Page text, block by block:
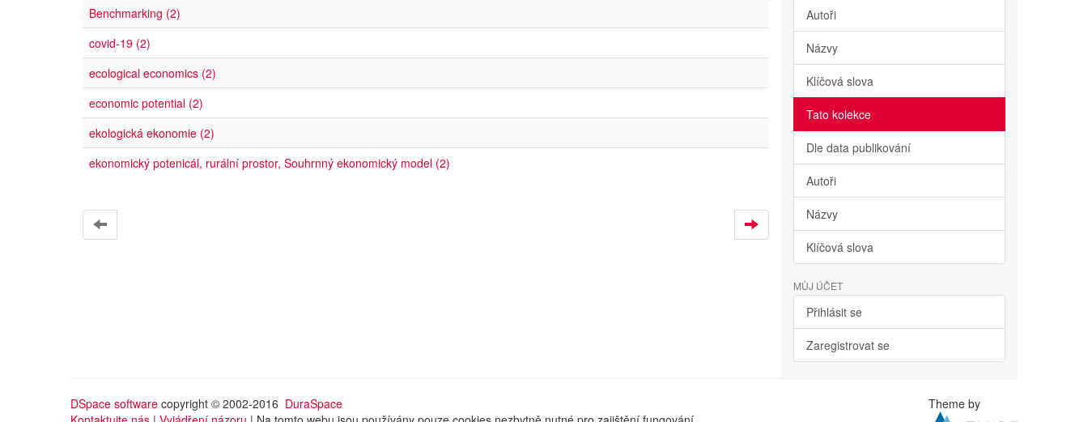
Benchmarking (2)
covid-19 (2)
ecological economics (2)
economic potential (2)
ekologická ekonomie (2)
ekonomický potenicál, rurální prostor, Souhrnný ekonomický model (2)
Autoři
Názvy
Klíčová slova
Tato kolekce
Dle data publikování
Autoři
Názvy
Klíčová slova
MŮJ ÚČET
Přihlásit se
Zaregistrovat se
DSpace software copyright © 2002-2016 DuraSpace
Theme by